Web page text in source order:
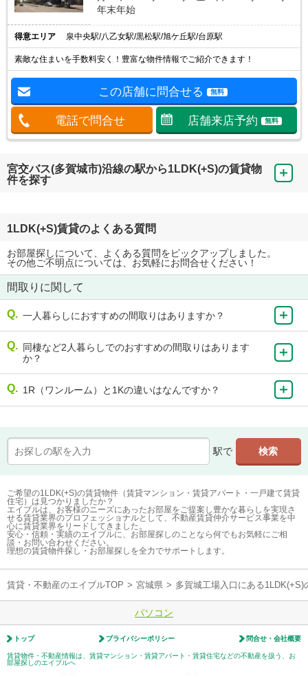
年末年始
得意エリア 泉中央駅/八乙女駅/黒松駅/旭ケ丘駅/台原駅
素敵な住まいを手数料安く！豊富な物件情報でご紹介できます！
この店舗に問合せる 無料
電話で問合せ 店舗来店予約 無料
宮交バス(多賀城市)沿線の駅から1LDK(+S)の賃貸物
件を探す
1LDK(+S)賃貸のよくある質問
お部屋探しについて、よくある質問をピックアップしました。
その他ご不明点については、お気軽にお問合せください！
間取りに関して
一人暮らしにおすすめの間取りはありますか？
同棲など2人暮らしでのおすすめの間取りはあります
か？
1R（ワンルーム）と1Kの違いはなんですか？
駅で
ご希望の1LDK(+S)の賃貸物件（賃貸マンション・賃貸アパート・一戸建て賃貸
住宅）は見つかりましたか？
エイブルは、お客様のニーズにあったお部屋をご提案し豊かな暮らしを実現さ
せる賃貸業界のプロフェッショナルとして、不動産賃貸仲介サービス事業を中
心に賃貸業界をリードしてきました。
安心・信頼・実績のエイブルに、お部屋探しのことなら何でもお気軽にご相
談・お問い合わせください。
理想の賃貸物件探し・お部屋探しを全力でサポートします。
賃貸・不動産のエイブルTOP > 宮城県 > 多賀城工場入口にある
パソコン
トップ プライバシーポリシー 問合せ・会社概要
賃貸物件・不動産情報は、賃貸マンション・賃貸アパート・賃貸住宅などの不動産を扱う、お
部屋探しのエイブルへ